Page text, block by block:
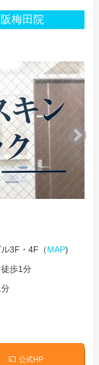
梅田院
3F・4F（MAP)
歩1分
公式HP